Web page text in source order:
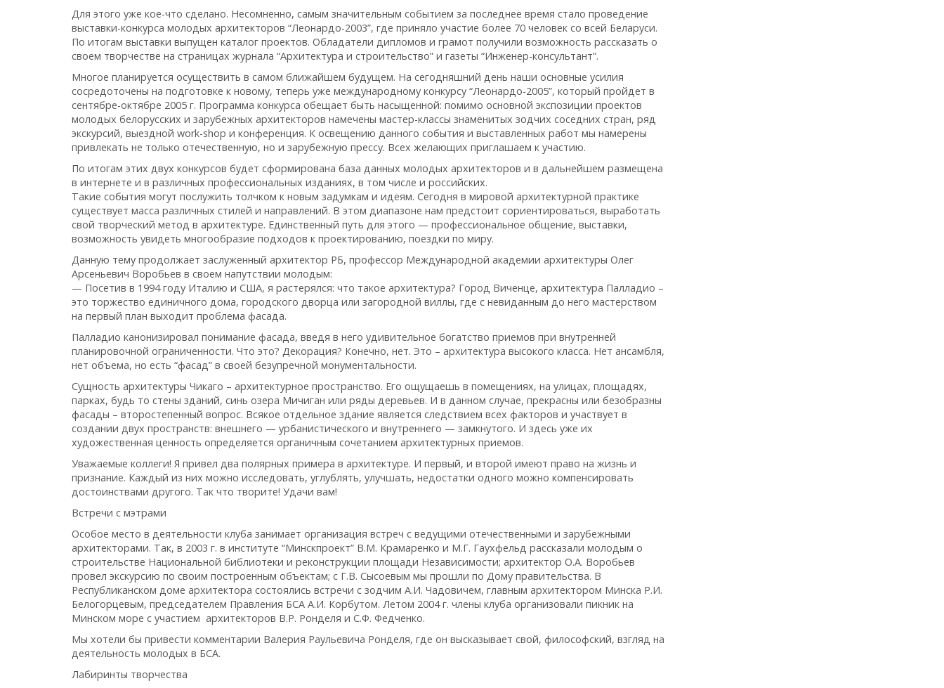
Для этого уже кое-что сделано. Несомненно, самым значительным событием за последнее время стало проведение
выставки-конкурса молодых архитекторов “Леонардо-2003”, где приняло участие более 70 человек со всей Беларуси.
По итогам выставки выпущен каталог проектов. Обладатели дипломов и грамот получили возможность рассказать о
своем творчестве на страницах журнала “Архитектура и строительство” и газеты “Инженер-консультант”.
Многое планируется осуществить в самом ближайшем будущем. На сегодняшний день наши основные усилия
сосредоточены на подготовке к новому, теперь уже международному конкурсу “Леонардо-2005”, который пройдет в
сентябре-октябре 2005 г. Программа конкурса обещает быть насыщенной: помимо основной экспозиции проектов
молодых белорусских и зарубежных архитекторов намечены мастер-классы знаменитых зодчих соседних стран, ряд
экскурсий, выездной work-shop и конференция. К освещению данного события и выставленных работ мы намерены
привлекать не только отечественную, но и зарубежную прессу. Всех желающих приглашаем к участию.
По итогам этих двух конкурсов будет сформирована база данных молодых архитекторов и в дальнейшем размещена
в интернете и в различных профессиональных изданиях, в том числе и российских.
Такие события могут послужить толчком к новым задумкам и идеям. Сегодня в мировой архитектурной практике
существует масса различных стилей и направлений. В этом диапазоне нам предстоит сориентироваться, выработать
свой творческий метод в архитектуре. Единственный путь для этого — профессиональное общение, выставки,
возможность увидеть многообразие подходов к проектированию, поездки по миру.
Данную тему продолжает заслуженный архитектор РБ, профессор Международной академии архитектуры Олег
Арсеньевич Воробьев в своем напутствии молодым:
— Посетив в 1994 году Италию и США, я растерялся: что такое архитектура? Город Виченце, архитектура Палладио –
это торжество единичного дома, городского дворца или загородной виллы, где с невиданным до него мастерством
на первый план выходит проблема фасада.
Палладио канонизировал понимание фасада, введя в него удивительное богатство приемов при внутренней
планировочной ограниченности. Что это? Декорация? Конечно, нет. Это – архитектура высокого класса. Нет ансамбля,
нет объема, но есть “фасад” в своей безупречной монументальности.
Сущность архитектуры Чикаго – архитектурное пространство. Его ощущаешь в помещениях, на улицах, площадях,
парках, будь то стены зданий, синь озера Мичиган или ряды деревьев. И в данном случае, прекрасны или безобразны
фасады – второстепенный вопрос. Всякое отдельное здание является следствием всех факторов и участвует в
создании двух пространств: внешнего — урбанистического и внутреннего — замкнутого. И здесь уже их
художественная ценность определяется органичным сочетанием архитектурных приемов.
Уважаемые коллеги! Я привел два полярных примера в архитектуре. И первый, и второй имеют право на жизнь и
признание. Каждый из них можно исследовать, углублять, улучшать, недостатки одного можно компенсировать
достоинствами другого. Так что творите! Удачи вам!
Встречи с мэтрами
Особое место в деятельности клуба занимает организация встреч с ведущими отечественными и зарубежными
архитекторами. Так, в 2003 г. в институте “Минскпроект” В.М. Крамаренко и М.Г. Гаухфельд рассказали молодым о
строительстве Национальной библиотеки и реконструкции площади Независимости; архитектор О.А. Воробьев
провел экскурсию по своим построенным объектам; с Г.В. Сысоевым мы прошли по Дому правительства. В
Республиканском доме архитектора состоялись встречи с зодчим А.И. Чадовичем, главным архитектором Минска Р.И.
Белогорцевым, председателем Правления БСА А.И. Корбутом. Летом 2004 г. члены клуба организовали пикник на
Минском море с участием архитекторов В.Р. Ронделя и С.Ф. Федченко.
Мы хотели бы привести комментарии Валерия Раульевича Ронделя, где он высказывает свой, философский, взгляд на
деятельность молодых в БСА.
Лабиринты творчества